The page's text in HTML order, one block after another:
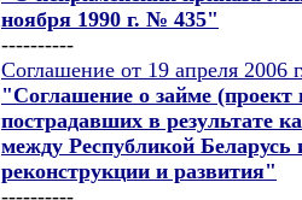
ноября 1990 г. № 435"
----------
Соглашение от 19 апреля 2006
"Соглашение о займе (проект
пострадавших в результате
между Республикой
реконструкции и развития"